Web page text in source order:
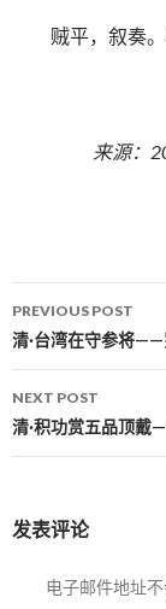
贼平，叙奏
来源：
Post
PREVIOUS POST
清·台湾在守参将
NEXT POST
清·积功赏五品顶戴
发表评论
电子邮件地址不